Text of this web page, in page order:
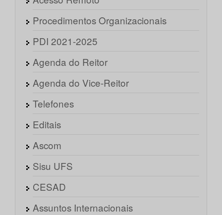
Procedimentos Organizacionais
PDI 2021-2025
Agenda do Reitor
Agenda do Vice-Reitor
Telefones
Editais
Ascom
Sisu UFS
CESAD
Assuntos Internacionais